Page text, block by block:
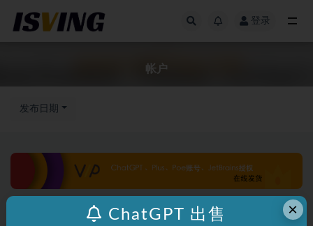
登录
帐户
发布日期
×
ChatGPT 出售